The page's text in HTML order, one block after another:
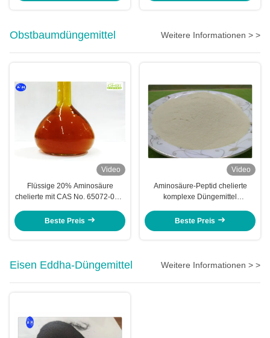
Obstbaumdüngemittel Weitere Informationen > >
Video
Flüssige 20% Aminosäure
chelierte mit CAS No. 65072-01-7
Beste Preis
Video
Aminosäure-Peptid chelierte
komplexe Düngemittel
Beste Preis
Eisen Eddha-Düngemittel Weitere Informationen > >